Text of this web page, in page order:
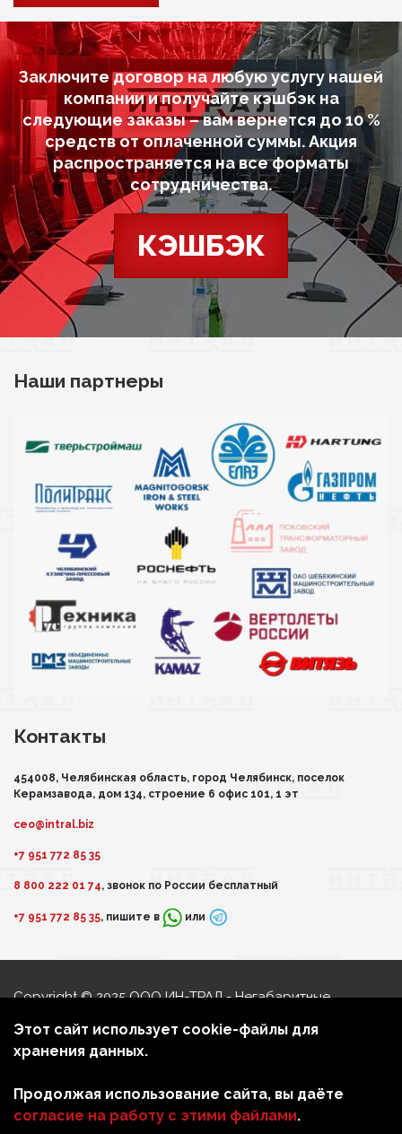
Заключите договор на любую услугу нашей
компании и получайте кэшбэк на
следующие заказы – вам вернется до 10 %
средств от оплаченной суммы. Акция
распространяется на все форматы
сотрудничества.
КЭШБЭК
Этот сайт использует cookie-файлы для
хранения данных.
Продолжая использование сайта, вы даёте
согласие на работу с этими файлами.
Наши партнеры
Контакты
454008, Челябинская область, город Челябинск, поселок
Керамзавода, дом 134, строение 6 офис 101, 1 эт
ceo@intral.biz
+7 951 772 85 35
8 800 222 01 74, звонок по России бесплатный
+7 951 772 85 35, пишите в или
Copyright © 2025 ООО ИН-ТРАЛ - Негабаритные
Политика обработки персональных данных